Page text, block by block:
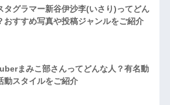
タグラマー新谷伊沙李(いさり)ってどん
おすすめ写真や投稿ジャンルをご紹介
まみこ部さんってどんな⼈？有名動
動スタイルをご紹介